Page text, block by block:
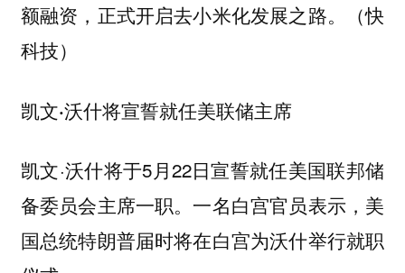
额融资，正式开启去小米化发展之路。（快
科技）
凯文·沃什将宣誓就任美联储主席
凯文·沃什将于5月22日宣誓就任美国联邦储
备委员会主席一职。一名白宫官员表示，美
国总统特朗普届时将在白宫为沃什举行就职